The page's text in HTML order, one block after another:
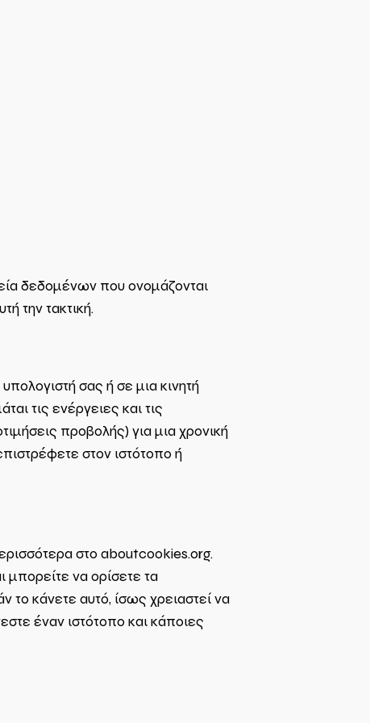
δεδομένων που ονομάζονται
την τακτική.
σας ή σε μια κινητή
τις ενέργειες και τις
προβολής) για μια χρονική
στον ιστότοπο ή
στο aboutcookies.org.
να ορίσετε τα
κάνετε αυτό, ίσως χρειαστεί να
έναν ιστότοπο και κάποιες